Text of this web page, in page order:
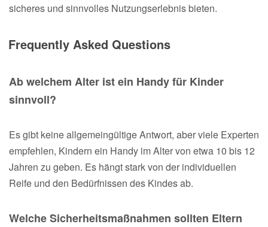
sicheres und sinnvolles Nutzungserlebnis bieten.
Frequently Asked Questions
Ab welchem Alter ist ein Handy für Kinder
sinnvoll?
Es gibt keine allgemeingültige Antwort, aber viele Experten
empfehlen, Kindern ein Handy im Alter von etwa 10 bis 12
Jahren zu geben. Es hängt stark von der individuellen
Reife und den Bedürfnissen des Kindes ab.
Welche Sicherheitsmaßnahmen sollten Eltern